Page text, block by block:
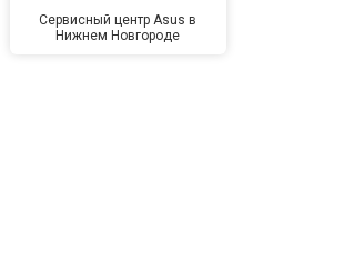
Сервисный центр Asus в
Нижнем Новгороде